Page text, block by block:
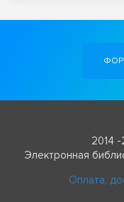
2014
Электронная
Оплата,